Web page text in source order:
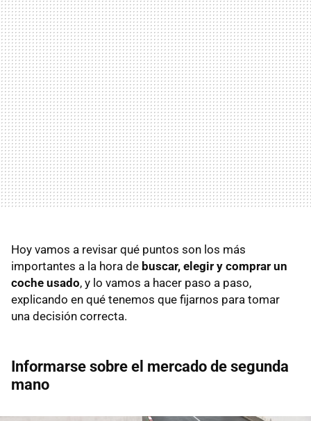
Hoy vamos a revisar qué puntos son los más
importantes a la hora de buscar, elegir y comprar un
coche usado, y lo vamos a hacer paso a paso,
explicando en qué tenemos que fijarnos para tomar
una decisión correcta.
Informarse sobre el mercado de segunda
mano